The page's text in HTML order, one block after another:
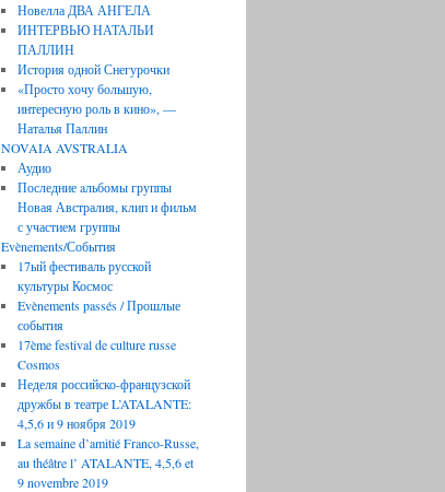
Новелла ДВА АНГЕЛА
ИНТЕРВЬЮ НАТАЛЬИ
ПАЛЛИН
История одной Снегурочки
«Просто хочу большую,
интересную роль в кино», —
Наталья Паллин
NOVAIA AVSTRALIA
Аудио
Последние aльбомы группы
Новая Австралия, клип и фильм
с участием группы
Evènements/События
17ый фестиваль русской
культуры Космос
Evènements passés / Прошлые
события
17ème festival de culture russe
Cosmos
Неделя российско-французской
дружбы в театре L’ATALANTE:
4,5,6 и 9 ноября 2019
La semaine d’amitié Franco-Russe,
au théâtre l’ ATALANTE, 4,5,6 et
9 novembre 2019